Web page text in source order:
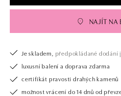
NAJÍT NA
Je skladem, předpokládané dodání
luxusní balení a doprava zdarma
certifikát pravosti drahých kamenů
možnost vrácení do 14 dnů od